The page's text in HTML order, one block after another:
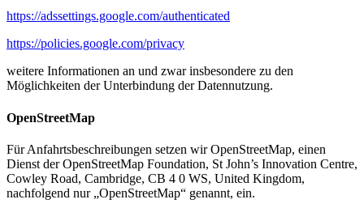
https://adssettings.google.com/authenticated
https://policies.google.com/privacy
weitere Informationen an und zwar insbesondere zu den
Möglichkeiten der Unterbindung der Datennutzung.
OpenStreetMap
Für Anfahrtsbeschreibungen setzen wir OpenStreetMap, einen
Dienst der OpenStreetMap Foundation, St John’s Innovation Centre,
Cowley Road, Cambridge, CB 4 0 WS, United Kingdom,
nachfolgend nur „OpenStreetMap“ genannt, ein.